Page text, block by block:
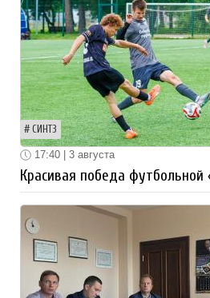
СИНТЗ
17:40 | 3 августа
Красивая победа футбольной